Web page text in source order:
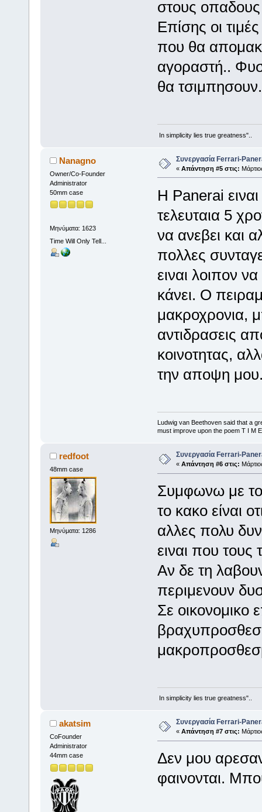
στους
Επίσης οι
που θα
αγοραστή..
θα
In simplicity lies true greatness"..
Nanagno
Owner/Co-Founder
Administrator
50mm case
Μηνύματα: 1623
Time Will Only Tell...
Συνεργασία Ferrari-
« Απάντηση #5 στις:
H Panerai
τελευταια 5
να ανεβει και
πολλες
ειναι λοιπον
κάνει. Ο
μακροχρονια,
αντιδρασεις
κοινοτητας,
την αποψη
Ludwig van Beethoven said that a
must improve upon the poem T I M
redfoot
48mm case
Μηνύματα: 1286
Συνεργασία Ferrari-
« Απάντηση #6 στις:
Συμφωνω με
το κακο είναι
αλλες πολυ
ειναι που τους
Αν δε τη
περιμενουν
Σε οικονομικο
In simplicity lies true greatness"..
akatsim
CoFounder
Administrator
44mm case
Συνεργασία Ferrari-
« Απάντηση #7 στις:
Δεν μου
φαινονται.